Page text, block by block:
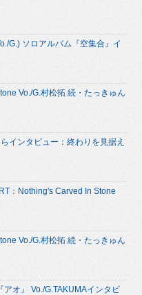
G.) ソロアルバム『空集合』イ
Vo./G.村松拓 続・たっきゅん
インタビュー：終わりを見据え
：Nothing's Carved In Stone
Vo./G.村松拓 続・たっきゅん
オ』 Vo./G.TAKUMAインタビ